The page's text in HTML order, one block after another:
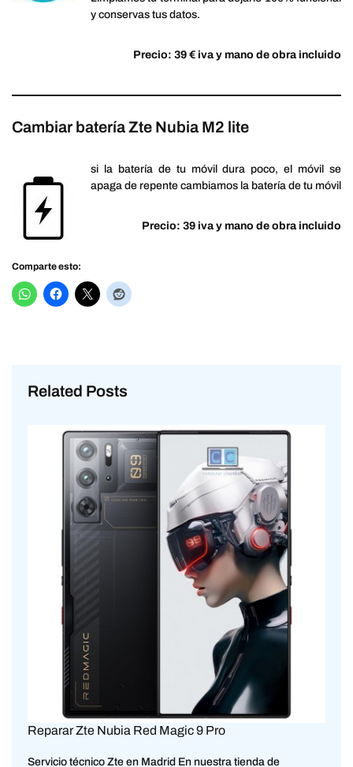
y conservas tus datos.
Precio: 39 € iva y mano de obra incluido
Cambiar batería Zte Nubia M2 lite
si la batería de tu móvil dura poco, el móvil se
apaga de repente cambiamos la batería de tu móvil
Precio: 39 iva y mano de obra incluido
Comparte esto:
Related Posts
Reparar Zte Nubia Red Magic 9 Pro
Servicio técnico Zte en Madrid En nuestra tienda de